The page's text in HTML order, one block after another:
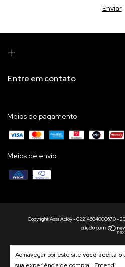
Ao navegar por este site você aceita o
sua experiência de compra. Entendi
Entre em contato
Meios de pagamento
Meios de envio
Copyright Assa Abloy - 02214604000670 -